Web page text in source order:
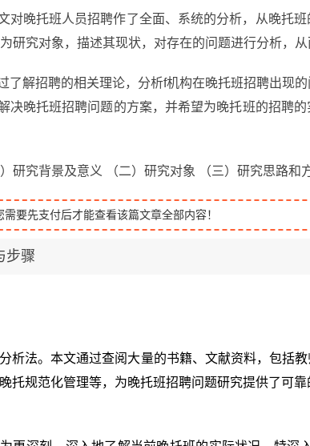
对晚托班人员招聘作了全面、系统的分析，从晚托
研究对象，描述其现状，对存在的问题进行分析，从
了解招聘的相关理论，分析f机构在晚托班招聘出现
决晚托班招聘问题的方案，并希望为晚托班的招聘
研究背景及意义 （二）研究对象 （三）研究思路和
要先支付后才能查看该篇文章全部内容！
步骤
析法。本文通过查阅大量的书籍、文献资料，包括
托规范化管理等，为晚托班招聘问题研究提供了可靠